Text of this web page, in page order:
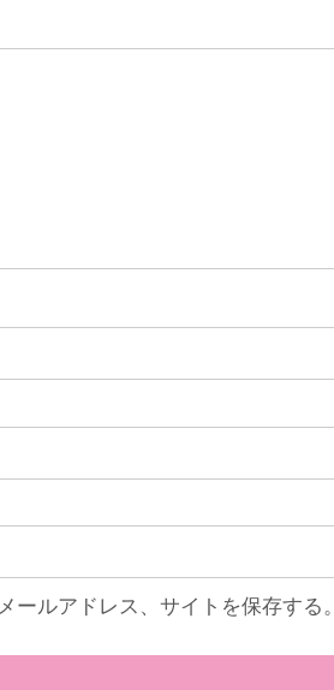
ルアドレス、サイトを保存する。